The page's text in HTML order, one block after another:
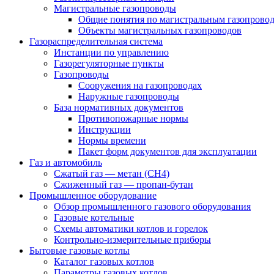
Магистральные газопроводы
Общие понятия по магистральным
Объекты магистральных газопроводов
Газораспределительная система
Инстанции по управлению
Газорегуляторные пункты
Газопроводы
Сооружения на газопроводах
Наружные газопроводы
База нормативных документов
Противопожарные нормы
Инструкции
Нормы времени
Пакет форм документов для эксплуатации
Газ и автомобиль
Сжатый газ — метан (CH4)
Сжиженный газ — пропан-бутан
Промышленное оборудование
Обзор промышленного газового оборудования
Газовые котельные
Схемы автоматики котлов и горелок
Контрольно-измерительные приборы
Бытовые газовые котлы
Каталог газовых котлов